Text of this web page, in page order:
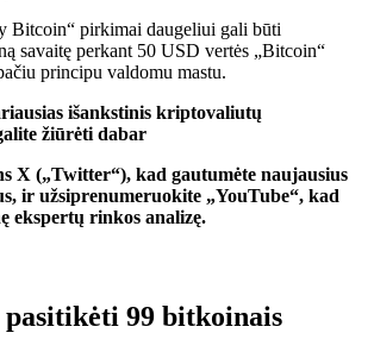
Bitcoin“ pirkimai daugeliui gali būti
savaitę perkant 50 USD vertės „Bitcoin“
principu valdomu mastu.
išankstinis kriptovaliutų
žiūrėti dabar
X („Twitter“), kad gautumėte naujausius
ir užsiprenumeruokite „YouTube“, kad
ekspertų rinkos analizę.
99 bitkoinais